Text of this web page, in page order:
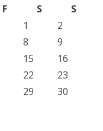
F S
S
1
2
8
9
15
16
22
23
29
30